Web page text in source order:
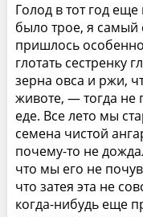
Голод в тот год еще
было трое, я самый
пришлось особенно
глотать сестренку
зерна овса и ржи,
животе, — тогда не
еде. Все лето мы
семена чистой
почему-то не
что мы его не
что затея эта не
когда-нибудь еще